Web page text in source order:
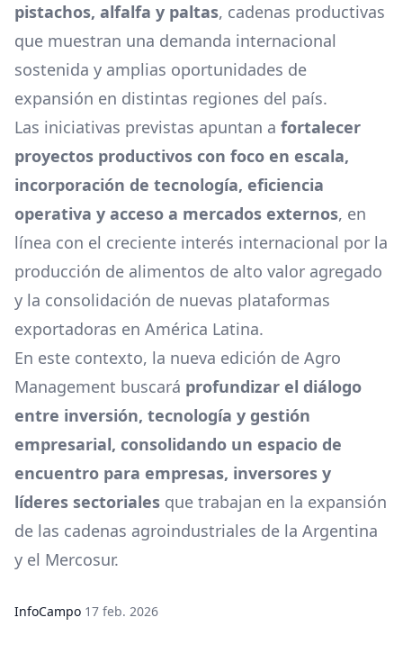
pistachos, alfalfa y paltas, cadenas productivas
que muestran una demanda internacional
sostenida y amplias oportunidades de
expansión en distintas regiones del país.
Las iniciativas previstas apuntan a fortalecer
proyectos productivos con foco en escala,
incorporación de tecnología, eficiencia
operativa y acceso a mercados externos, en
línea con el creciente interés internacional por la
producción de alimentos de alto valor agregado
y la consolidación de nuevas plataformas
exportadoras en América Latina.
En este contexto, la nueva edición de Agro
Management buscará profundizar el diálogo
entre inversión, tecnología y gestión
empresarial, consolidando un espacio de
encuentro para empresas, inversores y
líderes sectoriales que trabajan en la expansión
de las cadenas agroindustriales de la Argentina
y el Mercosur.
InfoCampo 17 feb. 2026